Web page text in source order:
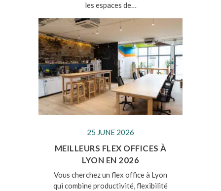
les espaces de…
25 JUNE 2026
MEILLEURS FLEX OFFICES À
LYON EN 2026
Vous cherchez un flex office à Lyon
qui combine productivité, flexibilité